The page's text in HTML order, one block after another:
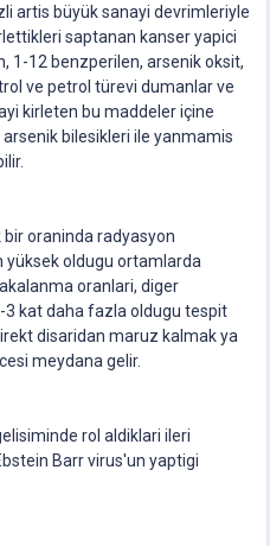
artis büyük sanayi devrimleriyle
saptanan kanser yapici
1-12 benzperilen, arsenik oksit,
ve petrol türevi dumanlar ve
kirleten bu maddeler içine
bilesikleri ile yanmamis
oraninda radyasyon
yüksek oldugu ortamlarda
oranlari, diger
kat daha fazla oldugu tespit
disaridan maruz kalmak ya
meydana gelir.
rol aldiklari ileri
Barr virus'un yaptigi